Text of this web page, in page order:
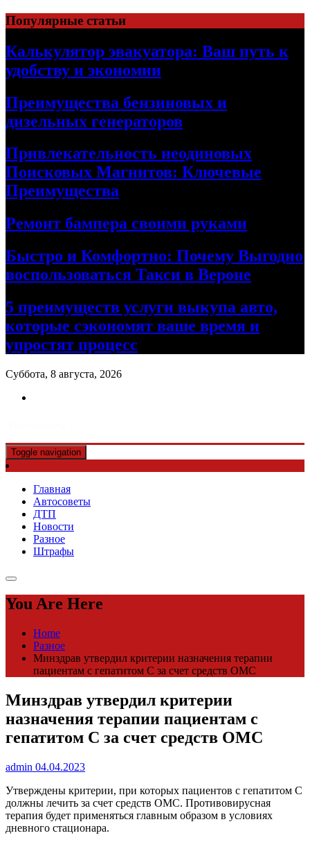
Skip
to
content
Популярные статьи
Калькулятор эвакуатора: Ваш путь к
удобству и экономии
Преимущества бензиновых и
дизельных генераторов
Привлекательность неодиновых
Поисковых Магнитов: Ключевые
Преимущества
Ремонт бампера своими руками
Быстро и Комфортно: Почему Выгодно
воспользоваться Такси в Вероне
5 преимуществ услуги выкупа авто,
которые сэкономят ваше время и
упростят процесс
Суббота, 8 августа, 2026
Toggle navigation
Главная
Автосоветы
ДТП
Новости
Разное
Штрафы
You Are Here
Home
Разное
Минздрав утвердил критерии назначения терапии
пациентам с гепатитом С за счет средств ОМС
Минздрав утвердил критерии
назначения терапии пациентам с
гепатитом С за счет средств ОМС
admin 04.04.2023
Утверждены критерии, при которых пациентов с гепатитом С
должны лечить за счет средств ОМС. Противовирусная
терапия будет применяться главным образом в условиях
дневного стационара.